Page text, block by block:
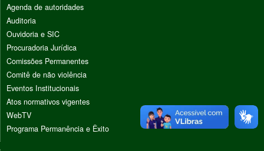
Agenda de autoridades
Auditoria
Ouvidoria e SIC
Procuradoria Jurídica
Comissões Permanentes
Comitê de não violência
Eventos Institucionais
Atos normativos vigentes
WebTV
Programa Permanência e Êxito